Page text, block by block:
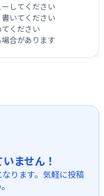
ません！
ります。気軽に投稿
してください
いてください
ください
合があります